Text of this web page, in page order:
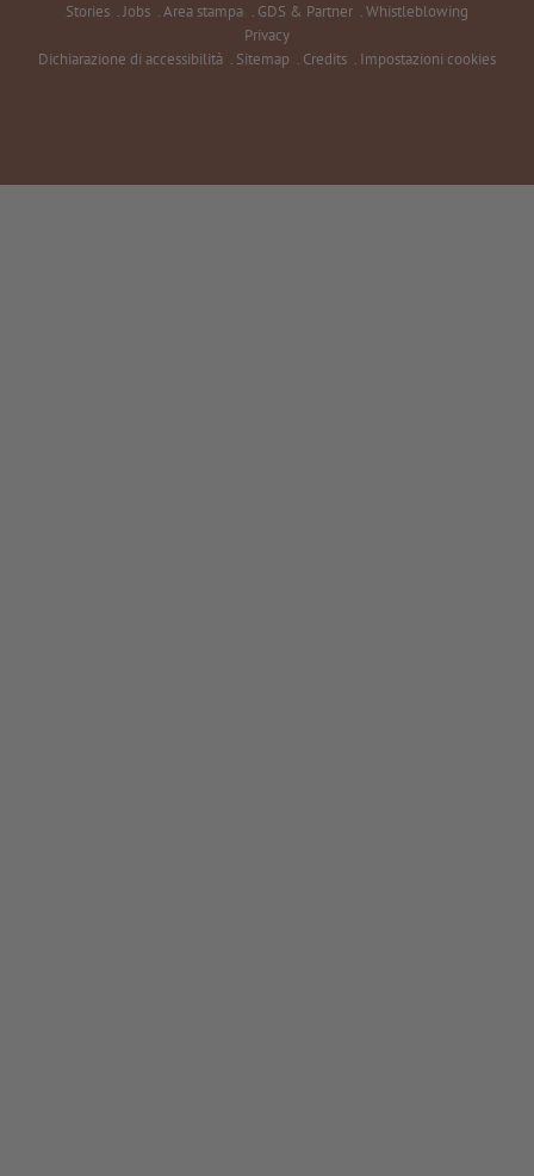
Stories .Jobs .Area stampa . GDS & Partner.Whistleblowing
Privacy
Dichiarazione di accessibilità. Sitemap . Credits . Impostazioni cookies